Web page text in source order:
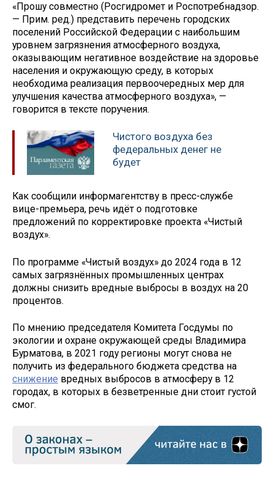
«Прошу совместно (Росгидромет и Роспотребнадзор.
— Прим. ред.) представить перечень городских
поселений Российской Федерации с наибольшим
уровнем загрязнения атмосферного воздуха,
оказывающим негативное воздействие на здоровье
населения и окружающую среду, в которых
необходима реализация первоочередных мер для
улучшения качества атмосферного воздуха», —
говорится в тексте поручения.
Чистого воздуха без
федеральных денег не
будет
Как сообщили информагентству в пресс-службе
вице-премьера, речь идёт о подготовке
предложений по корректировке проекта «Чистый
воздух».
По программе «Чистый воздух» до 2024 года в 12
самых загрязнённых промышленных центрах
должны снизить вредные выбросы в воздух на 20
процентов.
По мнению председателя Комитета Госдумы по
экологии и охране окружающей среды Владимира
Бурматова, в 2021 году регионы могут снова не
получить из федерального бюджета средства на
снижение вредных выбросов в атмосферу в 12
городах, в которых в безветренные дни стоит густой
смог.